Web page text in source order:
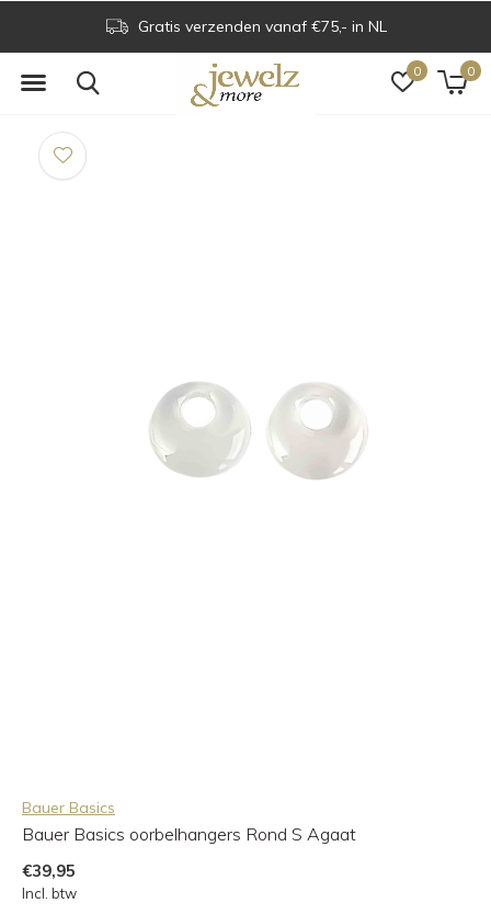
0 0
Gratis verzenden vanaf €75,- in NL
Bauer Basics
Bauer Basics oorbelhangers Rond S Agaat
€39,95
Incl. btw